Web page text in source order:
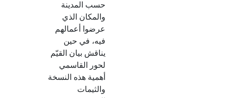
حسب المدينة
والمكان الذي
عرضوا أعمالهم
فيه، في حين
يناقش بيان القيّم
لحور القاسمي
أهمية هذه النسخة
والثيمات